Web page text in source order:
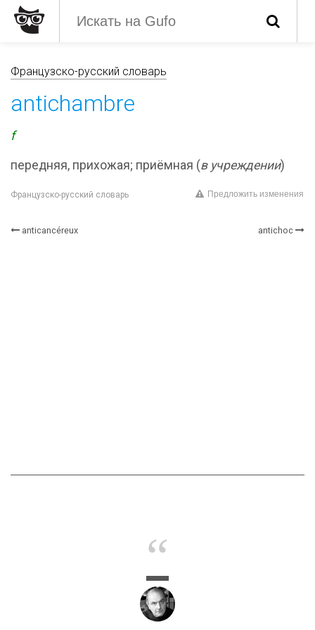
Французско-русский словарь
antichambre
f
передняя, прихожая; приёмная (в учреждении)
Французско-русский словарь Предложить изменения
anticancéreux antichoc